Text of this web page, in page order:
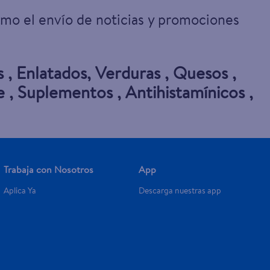
el envío de noticias y promociones
, Enlatados,Verduras, Quesos,
, Suplementos,Antihistamínicos,
Trabaja con Nosotros
Aplica Ya
App
Descarga nuestras app